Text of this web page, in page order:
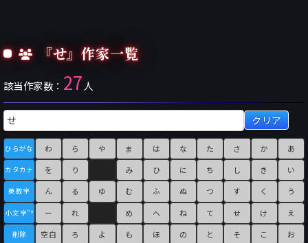
『せ』作家一覧
該当作家数： 27 人
クリア
ひらがな
カタカナ
英数字
小文字"°
削除
わ
を
ん
ー
空白
ら
り
る
れ
ろ
や
ゆ
よ
ま
み
む
め
も
は
ひ
ふ
へ
ほ
な
に
ぬ
ね
の
た
ち
つ
て
と
さ
し
す
せ
そ
か
き
く
け
こ
あ
い
う
え
お